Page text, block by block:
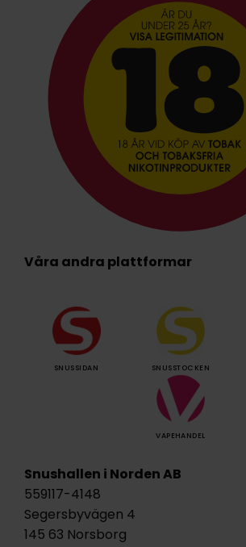
Våra andra plattformar
SNUSSIDAN SNUSSTOCKEN
VAPEHANDEL
Snushallen i Norden AB
559117-4148
Segersbyvägen 4
145 63 Norsborg